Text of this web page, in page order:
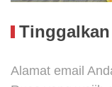
Alamat email